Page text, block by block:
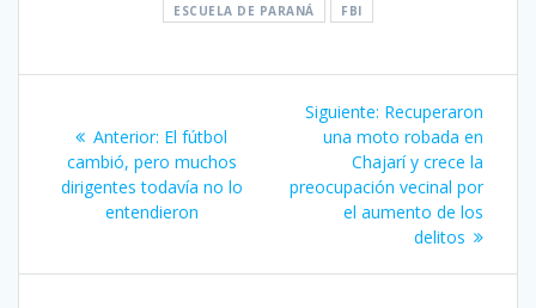
ESCUELA DE PARANÁ
FBI
entradas
Anterior: Entrada
anterior:
El fútbol
cambió, pero muchos
dirigentes todavía no lo
entendieron
Siguiente: Siguiente
entrada:
Recuperaron
una moto robada en
Chajarí y crece la
preocupación vecinal por
el aumento de los
delitos